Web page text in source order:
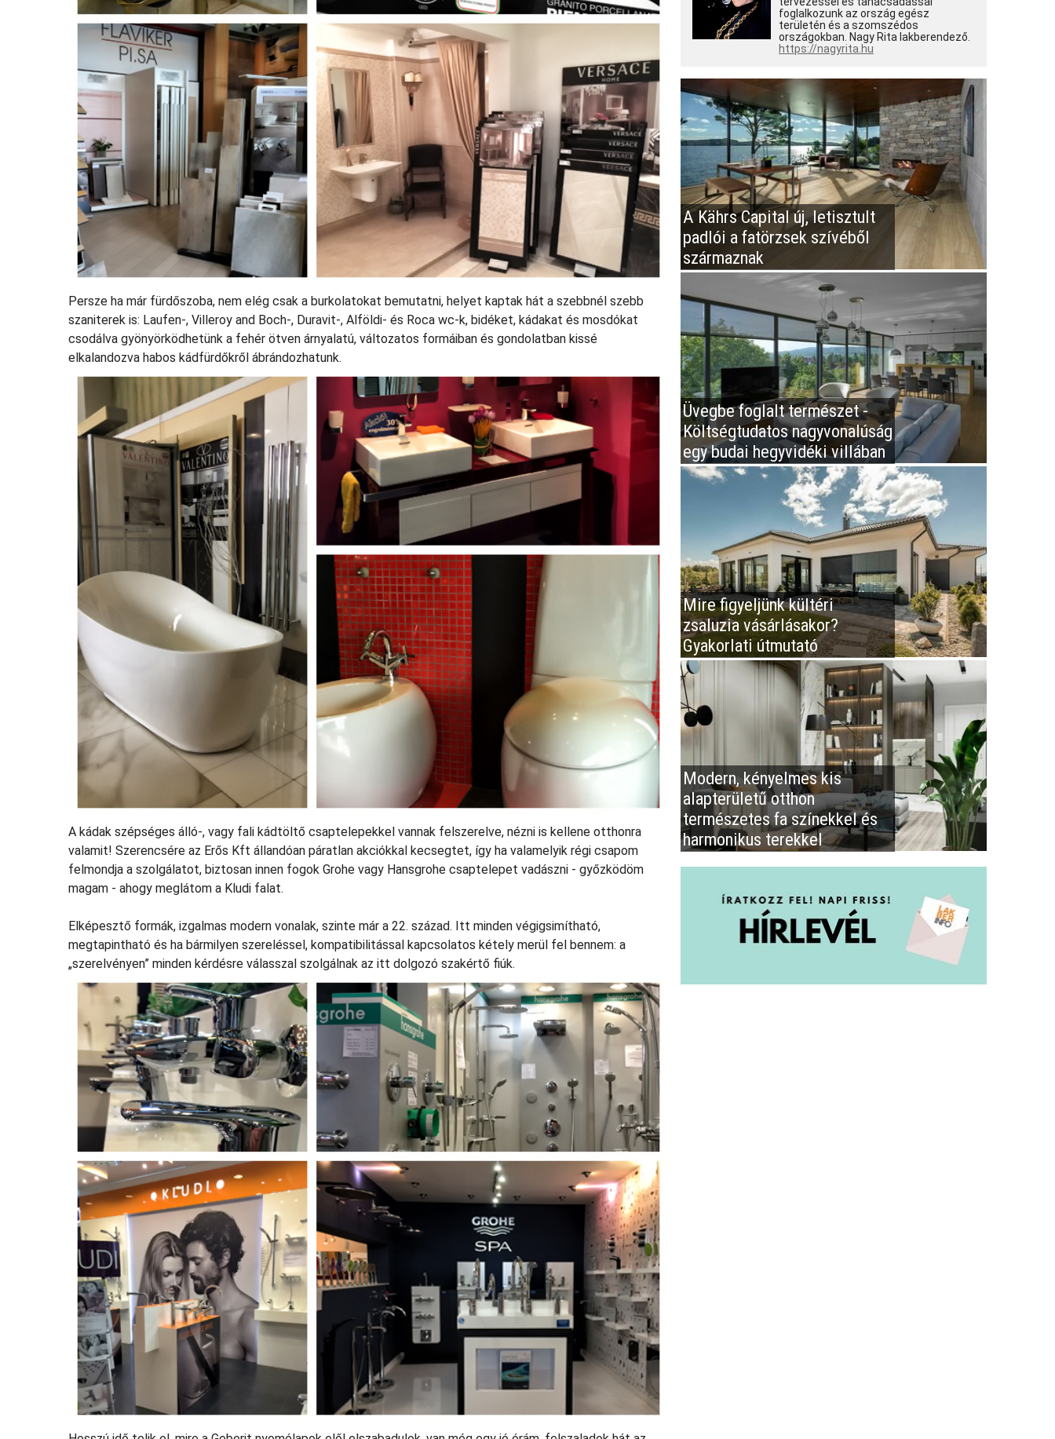
Persze ha már fürdőszoba, nem elég csak a burkolatokat bemutatni, helyet kaptak hát a szebbnél szebb
szaniterek is: Laufen-, Villeroy and Boch-, Duravit-, Alföldi- és Roca wc-k, bidéket, kádakat és mosdókat
csodálva gyönyörködhetünk a fehér ötven árnyalatú, változatos formáiban és gondolatban kissé
elkalandozva habos kádfürdőkről ábrándozhatunk.
A kádak szépséges álló-, vagy fali kádtöltő csaptelepekkel vannak felszerelve, nézni is kellene otthonra
valamit! Szerencsére az Erős Kft állandóan páratlan akciókkal kecsegtet, így ha valamelyik régi csapom
felmondja a szolgálatot, biztosan innen fogok Grohe vagy Hansgrohe csaptelepet vadászni - győzködöm
magam - ahogy meglátom a Kludi falat.
Elképesztő formák, izgalmas modern vonalak, szinte már a 22. század. Itt minden végigsimítható,
megtapintható és ha bármilyen szereléssel, kompatibilitással kapcsolatos kétely merül fel bennem: a
„szerelvényen” minden kérdésre válasszal szolgálnak az itt dolgozó szakértő fiúk.
foglalkozunk az ország egész
területén és a szomszédos
országokban. Nagy Rita lakberendező.
https://nagyrita.hu
A Kährs Capital új, letisztult
padlói a fatörzsek szívéből
származnak
Üvegbe foglalt természet -
Költségtudatos nagyvonalúság
egy budai hegyvidéki villában
Mire figyeljünk kültéri
zsaluzia vásárlásakor?
Gyakorlati útmutató
Modern, kényelmes kis
alapterületű otthon
természetes fa színekkel és
harmonikus terekkel